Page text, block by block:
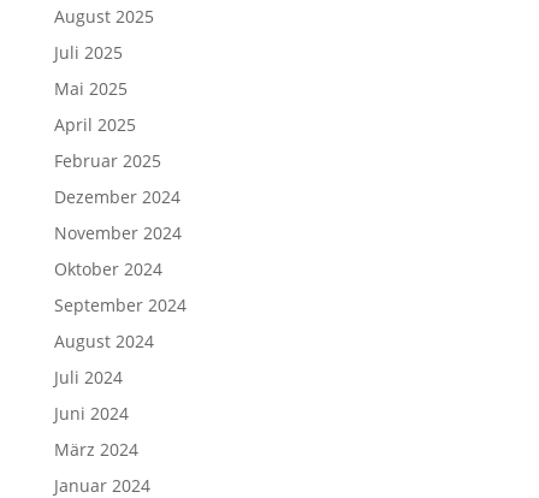
August 2025
Juli 2025
Mai 2025
April 2025
Februar 2025
Dezember 2024
November 2024
Oktober 2024
September 2024
August 2024
Juli 2024
Juni 2024
März 2024
Januar 2024